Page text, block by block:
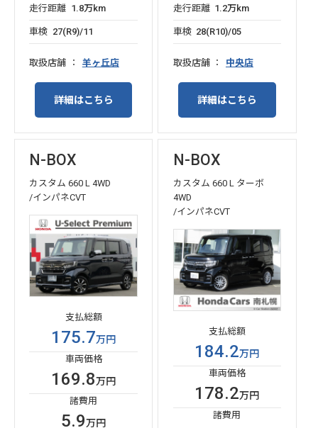
走行距離 1.8万km
車検 27(R9)/11
取扱店舗 羊ヶ丘店
詳細はこちら
走行距離 1.2万km
車検 28(R10)/05
取扱店舗 中央店
詳細はこちら
N-BOX
カスタム 660 L 4WD
/インパネCVT
支払総額
175.7万円
車両価格
169.8万円
諸費用
5.9万円
N-BOX
カスタム 660 L ターボ
4WD
/インパネCVT
支払総額
184.2万円
車両価格
178.2万円
諸費用